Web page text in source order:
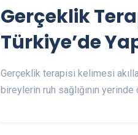
Gerçeklik
Türkiye’de
Gerçeklik terapisi kelimesi
bireylerin ruh sağlığının yerinde